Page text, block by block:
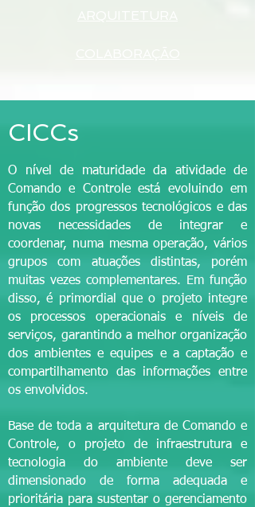
CICCs
O nível de maturidade da atividade de
Comando e Controle está evoluindo em
função dos progressos tecnológicos e das
novas necessidades de integrar e
coordenar, numa mesma operação, vários
grupos com atuações distintas, porém
muitas vezes complementares. Em função
disso, é primordial que o projeto integre
os processos operacionais e níveis de
serviços, garantindo a melhor organização
dos ambientes e equipes e a captação e
compartilhamento das informações entre
os envolvidos.
Base de toda a arquitetura de Comando e
Controle, o projeto de infraestrutura e
tecnologia do ambiente deve ser
dimensionado de forma adequada e
prioritária para sustentar o gerenciamento